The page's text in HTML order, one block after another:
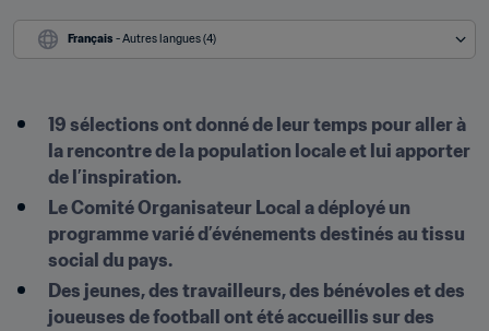
Français - Autres langues (4)
19 sélections ont donné de leur temps pour aller à
la rencontre de la population locale et lui apporter
de l’inspiration.
Le Comité Organisateur Local a déployé un
programme varié d’événements destinés au tissu
social du pays.
Des jeunes, des travailleurs, des bénévoles et des
joueuses de football ont été accueillis sur des